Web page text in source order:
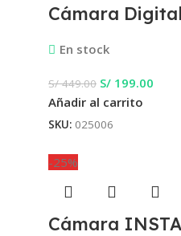
Cámara
En stock
S/449.00 S/ 199.00
Añadir al carrito
SKU: 025006
-25%
Cámara